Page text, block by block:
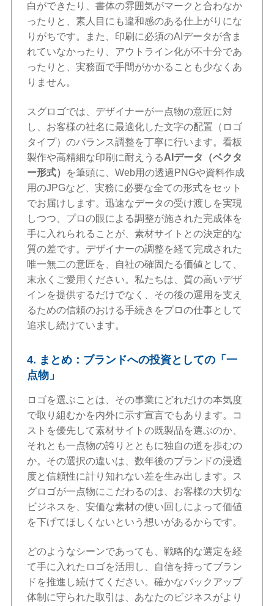
白ができたり、書体の雰囲気がマークと合わなか
ったりと、素人目にも違和感のある仕上がりにな
りがちです。また、印刷に必須のAIデータが含ま
れていなかったり、アウトライン化が不十分であ
ったりと、実務面で手間がかかることも少なくあ
りません。
スグロゴでは、デザイナーが一点物の意匠に対
し、お客様の社名に最適化した文字の配置（ロゴ
タイプ）のバランス調整を丁寧に行います。看板
製作や高精細な印刷に耐えうるAIデータ（ベクタ
ー形式）
を筆頭に、Web用の透過PNGや資料作成
用のJPGなど、実務に必要な全ての形式をセット
でお届けします。迅速なデータの受け渡しを実現
しつつ、プロの眼による調整が施された完成体を
手に入れられることが、素材サイトとの決定的な
質の差です。デザイナーの調整を経て完成された
唯一無二の意匠を、自社の確固たる価値として、
末永くご愛用ください。私たちは、質の高いデザ
インを提供するだけでなく、その後の運用を支え
るための信頼のおける手続きをプロの仕事として
追求し続けています。
4. まとめ：ブランドへの投資としての「一
点物」
ロゴを選ぶことは、その事業にどれだけの本気度
で取り組むかを内外に示す宣言でもあります。コ
ストを優先して素材サイトの既製品を選ぶのか、
それとも一点物の誇りとともに独自の道を歩むの
か。その選択の違いは、数年後のブランドの浸透
度と信頼性に計り知れない差を生み出します。ス
グロゴが一点物にこだわるのは、お客様の大切な
ビジネスを、安価な素材の使い回しによって価値
を下げてほしくないという想いがあるからです。
どのようなシーンであっても、戦略的な選定を経
て手に入れたロゴを活用し、自信を持ってブラン
ドを推進し続けてください。確かなバックアップ
体制に守られた取引は、あなたのビジネスがより